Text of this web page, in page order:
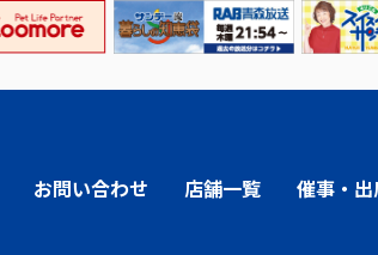
お問い合わせ 店舗一覧 催事・